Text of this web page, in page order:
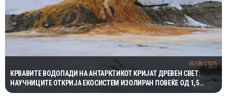
КРВАВИТЕ ВОДОПАДИ НА АНТАРКТИКОТ КРИЈАТ ДРЕВЕН СВЕТ:
НАУЧНИЦИТЕ ОТКРИЈА ЕКОСИСТЕМ ИЗОЛИРАН ПОВЕЌЕ ОД 1,5
МИЛИОНИ ГОДИНИ
05/08/2026